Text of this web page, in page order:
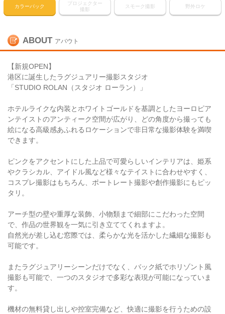
カラーパック
プロジェクター
撮影
スモーク撮影 野外ロケ
ABOUT アバウト
【新規OPEN】
港区に誕生したラグジュアリー撮影スタジオ
「STUDIO ROLAN（スタジオ ローラン）」
ホテルライクな内装とホワイトゴールドを基調としたヨーロピア
ンテイストのアンティーク空間が広がり、どの角度から撮っても
絵になる高級感あふれるロケーションで非日常な撮影体験を満喫
できます。
ピンクをアクセントにした上品で可愛らしいインテリアは、姫系
やクラシカル、アイドル風など様々なテイストに合わせやすく、
コスプレ撮影はもちろん、ポートレート撮影や創作撮影にもピッ
タリ。
アーチ型の壁や重厚な装飾、小物類まで細部にこだわった空間
で、作品の世界観を一気に引き立ててくれますよ。
自然光が差し込む窓際では、柔らかな光を活かした繊細な撮影も
可能です。
またラグジュアリーシーンだけでなく、バック紙でホリゾント風
撮影も可能で、一つのスタジオで多彩な表現が可能になっていま
す。
機材の無料貸し出しや控室完備など、快適に撮影を行うための設